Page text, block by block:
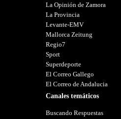
La Opinión de Zamora
La Provincia
Levante-EMV
Mallorca Zeitung
Regio7
Sport
Superdeporte
El Correo Gallego
El Correo de Andalucia
Canales temáticos
Buscando Respuestas